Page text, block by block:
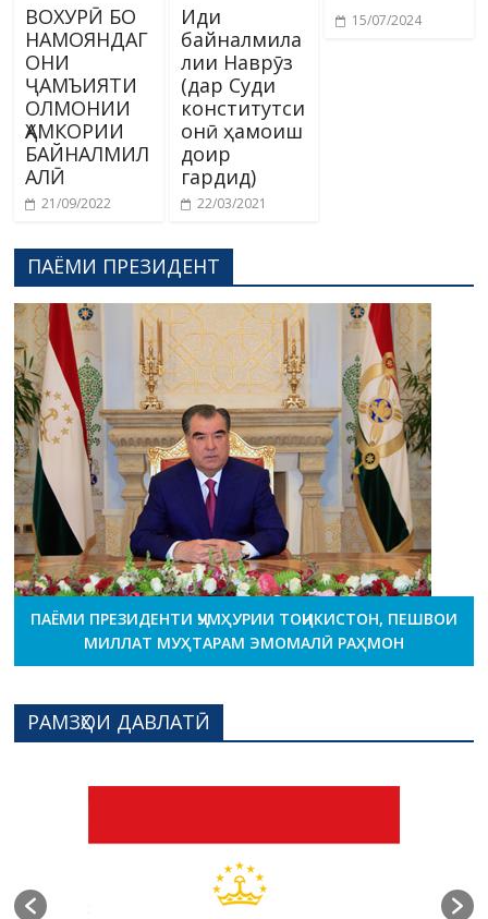
ВОХУРӢ БО
НАМОЯНДАГ
ОНИ
ҶАМЪИЯТИ
ОЛМОНИИ
ҲАМКОРИИ
БАЙНАЛМИЛ
АЛӢ
21/09/2022
Иди
байналмила
лии Наврӯз
(дар Суди
конститутси
онӣ ҳамоиш
доир
гардид)
22/03/2021
15/07/2024
ПАЁМИ ПРЕЗИДЕНТ
ПАЁМИ ПРЕЗИДЕНТИ ҶУМҲУРИИ ТОҶИКИСТОН, ПЕШВОИ
МИЛЛАТ МУҲТАРАМ ЭМОМАЛӢ РАҲМОН
РАМЗҲОИ ДАВЛАТӢ